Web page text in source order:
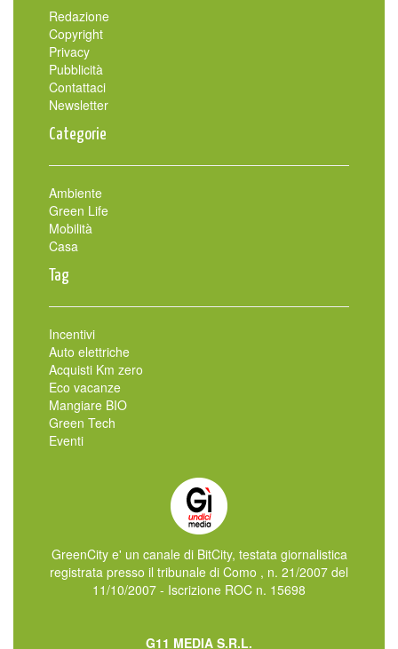
Redazione
Copyright
Privacy
Pubblicità
Contattaci
Newsletter
Categorie
Ambiente
Green Life
Mobilità
Casa
Tag
Incentivi
Auto elettriche
Acquisti Km zero
Eco vacanze
Mangiare BIO
Green Tech
Eventi
GreenCity e' un canale di BitCity, testata giornalistica
registrata presso il tribunale di Como , n. 21/2007 del
11/10/2007 - Iscrizione ROC n. 15698
G11 MEDIA S.R.L.